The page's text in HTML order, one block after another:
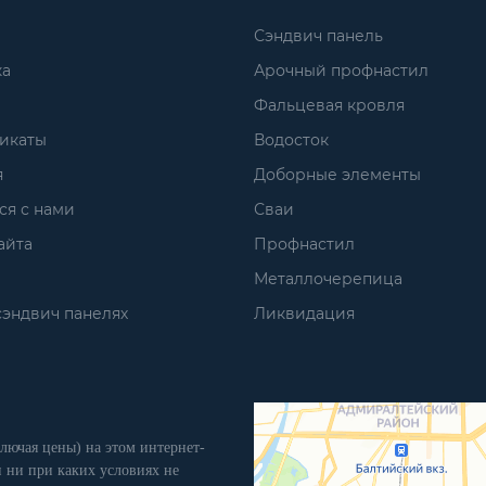
с нами
панелях
Сэндвич панель
Арочный профнастил
Фальцевая кровля
Водосток
Доборные элементы
Сваи
Профнастил
Металлочерепица
Ликвидация
цены) на этом интернет-
ни при каких условиях не